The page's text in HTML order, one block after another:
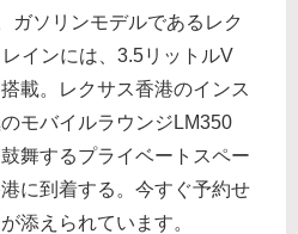
ガソリンモデルであるレク
インには、3.5リットルV
載。レクサス香港のインス
モバイルラウンジLM350
舞するプライベートスペー
に到着する。今すぐ予約せ
添えられています。